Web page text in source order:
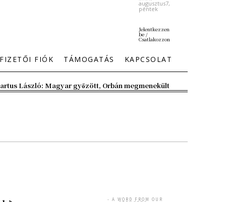
augusztus7,
péntek
Jelentkezzen
be /
Csatlakozzon
FIÓK TÁMOGATÁS KAPCSOLAT
László: Magyar győzött, Orbán megmenekült
- A WORD FROM OUR